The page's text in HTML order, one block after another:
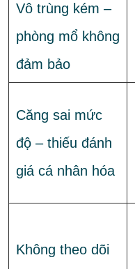
Vô trùng kém –
phòng mổ không
đảm bảo
Căng sai mức
độ – thiếu đánh
giá cá nhân hóa
Không theo dõi